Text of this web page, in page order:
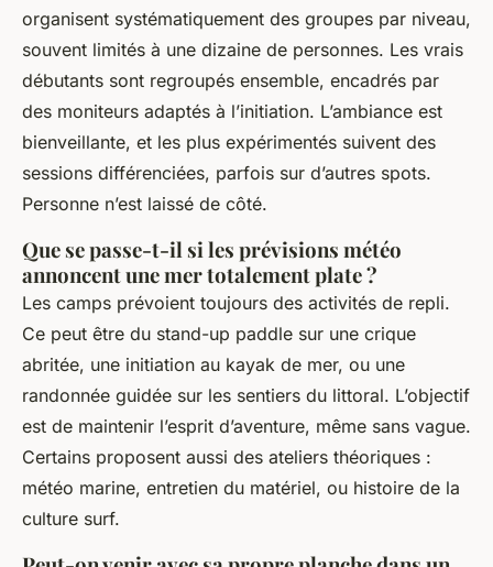
organisent systématiquement des groupes par niveau,
souvent limités à une dizaine de personnes. Les vrais
débutants sont regroupés ensemble, encadrés par
des moniteurs adaptés à l’initiation. L’ambiance est
bienveillante, et les plus expérimentés suivent des
sessions différenciées, parfois sur d’autres spots.
Personne n’est laissé de côté.
Que se passe-t-il si les prévisions météo
annoncent une mer totalement plate ?
Les camps prévoient toujours des activités de repli.
Ce peut être du stand-up paddle sur une crique
abritée, une initiation au kayak de mer, ou une
randonnée guidée sur les sentiers du littoral. L’objectif
est de maintenir l’esprit d’aventure, même sans vague.
Certains proposent aussi des ateliers théoriques :
météo marine, entretien du matériel, ou histoire de la
culture surf.